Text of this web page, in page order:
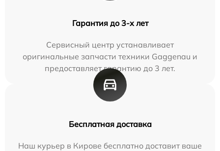
Гарантия до 3-х лет
Сервисный центр устанавливает
оригинальные запчасти техники Gaggenau и
предоставляет гарантию до 3 лет.
Бесплатная доставка
Наш курьер в Кирове бесплатно доставит ваше